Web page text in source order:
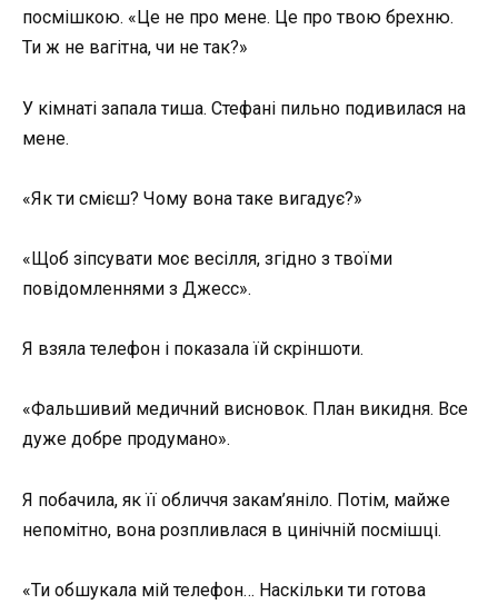
посмішкою. «Це не про мене. Це про твою брехню.
Ти ж не вагітна, чи не так?»
У кімнаті запала тиша. Стефані пильно подивилася на
мене.
«Як ти смієш? Чому вона таке вигадує?»
«Щоб зіпсувати моє весілля, згідно з твоїми
повідомленнями з Джесс».
Я взяла телефон і показала їй скріншоти.
«Фальшивий медичний висновок. План викидня. Все
дуже добре продумано».
Я побачила, як її обличчя закам’яніло. Потім, майже
непомітно, вона розпливлася в цинічній посмішці.
«Ти обшукала мій телефон… Наскільки ти готова